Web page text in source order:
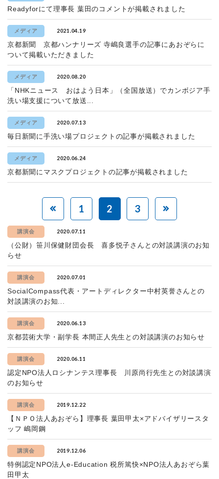
Readyforにて理事長 葉田のコメントが掲載されました
メディア 2021.04.19
京都新聞 京都ハンナリーズ 寺嶋良選手の記事にあおぞらに
ついて掲載いただきました
メディア 2020.08.20
「NHKニュース おはよう日本」（全国放送）でカンボジア手
洗い場支援について放送...
メディア 2020.07.13
毎日新聞に手洗い場プロジェクトの記事が掲載されました
メディア 2020.06.24
京都新聞にマスクプロジェクトの記事が掲載されました
1 2 3
講演会 2020.07.11
（公財）笹川保健財団会長 喜多悦子さんとの対談講演のお知
らせ
講演会 2020.07.01
SocialCompass代表・アートディレクター中村英誉さんとの
対談講演のお知...
講演会 2020.06.13
京都芸術大学・副学長 本間正人先生との対談講演のお知らせ
講演会 2020.06.11
認定NPO法人ロシナンテス理事長 川原尚行先生との対談講演
のお知らせ
講演会 2019.12.22
【ＮＰＯ法人あおぞら】理事長 葉田甲太×アドバイザリースタ
ッフ 嶋岡鋼
講演会 2019.12.06
特例認定NPO法人e-Education 税所篤快×NPO法人あおぞら葉
田甲太